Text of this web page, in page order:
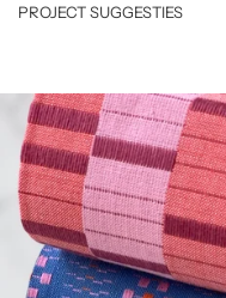
PROJECT SUGGESTIES